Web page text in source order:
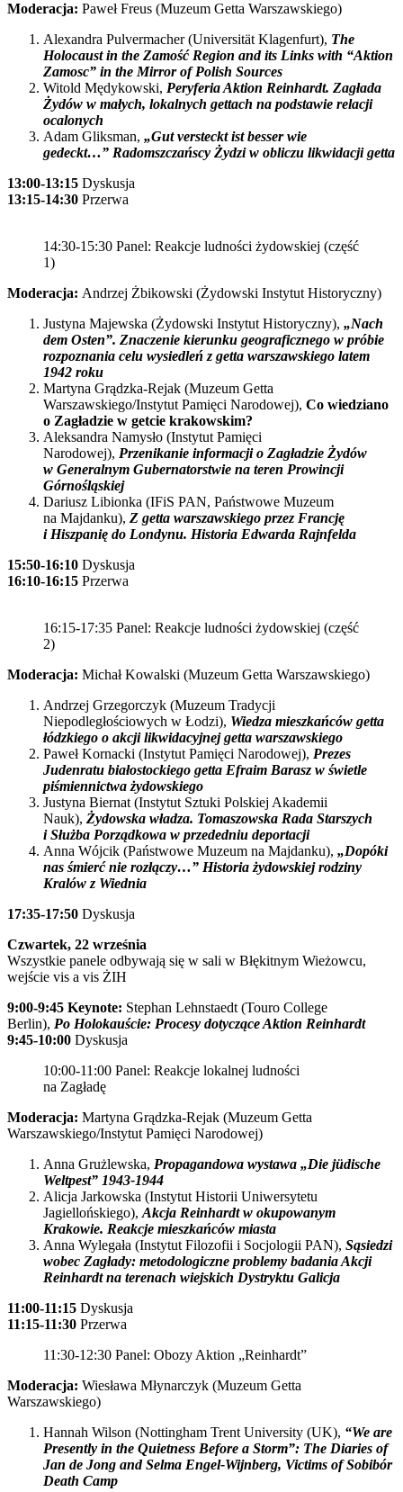
Moderacja: Paweł Freus (Muzeum Getta Warszawskiego)
Alexandra Pulvermacher (Universität Klagenfurt), The
Holocaust in the Zamość Region and its Links with “Aktion
Zamosc” in the Mirror of Polish Sources
Witold Mędykowski, Peryferia Aktion Reinhardt. Zagłada
Żydów w małych, lokalnych gettach na podstawie relacji
ocalonych
Adam Gliksman, „Gut versteckt ist besser wie
gedeckt…” Radomszczańscy Żydzi w obliczu likwidacji getta
13:00-13:15 Dyskusja
13:15-14:30 Przerwa
14:30-15:30 Panel: Reakcje ludności żydowskiej (część
1)
Moderacja: Andrzej Żbikowski (Żydowski Instytut Historyczny)
Justyna Majewska (Żydowski Instytut Historyczny), „Nach
dem Osten”. Znaczenie kierunku geograficznego w próbie
rozpoznania celu wysiedleń z getta warszawskiego latem
1942 roku
Martyna Grądzka-Rejak (Muzeum Getta
Warszawskiego/Instytut Pamięci Narodowej), Co wiedziano
o Zagładzie w getcie krakowskim?
Aleksandra Namysło (Instytut Pamięci
Narodowej), Przenikanie informacji o Zagładzie Żydów
w Generalnym Gubernatorstwie na teren Prowincji
Górnośląskiej
Dariusz Libionka (IFiS PAN, Państwowe Muzeum
na Majdanku), Z getta warszawskiego przez Francję
i Hiszpanię do Londynu. Historia Edwarda Rajnfelda
15:50-16:10 Dyskusja
16:10-16:15 Przerwa
16:15-17:35 Panel: Reakcje ludności żydowskiej (część
2)
Moderacja: Michał Kowalski (Muzeum Getta Warszawskiego)
Andrzej Grzegorczyk (Muzeum Tradycji
Niepodległościowych w Łodzi), Wiedza mieszkańców getta
łódzkiego o akcji likwidacyjnej getta warszawskiego
Paweł Kornacki (Instytut Pamięci Narodowej), Prezes
Judenratu białostockiego getta Efraim Barasz w świetle
piśmiennictwa żydowskiego
Justyna Biernat (Instytut Sztuki Polskiej Akademii
Nauk), Żydowska władza. Tomaszowska Rada Starszych
i Służba Porządkowa w przededniu deportacji
Anna Wójcik (Państwowe Muzeum na Majdanku), „Dopóki
nas śmierć nie rozłączy…” Historia żydowskiej rodziny
Kralów z Wiednia
17:35-17:50 Dyskusja
Czwartek, 22 września
Wszystkie panele odbywają się w sali w Błękitnym Wieżowcu,
wejście vis a vis ŻIH
9:00-9:45 Keynote: Stephan Lehnstaedt (Touro College
Berlin), Po Holokauście: Procesy dotyczące Aktion Reinhardt
9:45-10:00 Dyskusja
10:00-11:00 Panel: Reakcje lokalnej ludności
na Zagładę
Moderacja: Martyna Grądzka-Rejak (Muzeum Getta
Warszawskiego/Instytut Pamięci Narodowej)
Anna Grużlewska, Propagandowa wystawa „Die jüdische
Weltpest” 1943-1944
Alicja Jarkowska (Instytut Historii Uniwersytetu
Jagiellońskiego), Akcja Reinhardt w okupowanym
Krakowie. Reakcje mieszkańców miasta
Anna Wylegała (Instytut Filozofii i Socjologii PAN), Sąsiedzi
wobec Zagłady: metodologiczne problemy badania Akcji
Reinhardt na terenach wiejskich Dystryktu Galicja
11:00-11:15 Dyskusja
11:15-11:30 Przerwa
11:30-12:30 Panel: Obozy Aktion „Reinhardt”
Moderacja: Wiesława Młynarczyk (Muzeum Getta
Warszawskiego)
Hannah Wilson (Nottingham Trent University (UK), “We are
Presently in the Quietness Before a Storm”: The Diaries of
Jan de Jong and Selma Engel-Wijnberg, Victims of Sobibór
Death Camp